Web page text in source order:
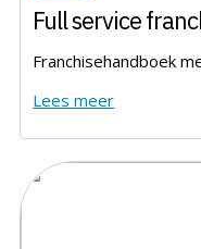
Full service
Franchisehandboek
Lees meer